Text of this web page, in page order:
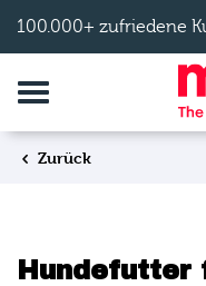
100.000+ zufriedene
Navigation
Zurück
Hundefutter